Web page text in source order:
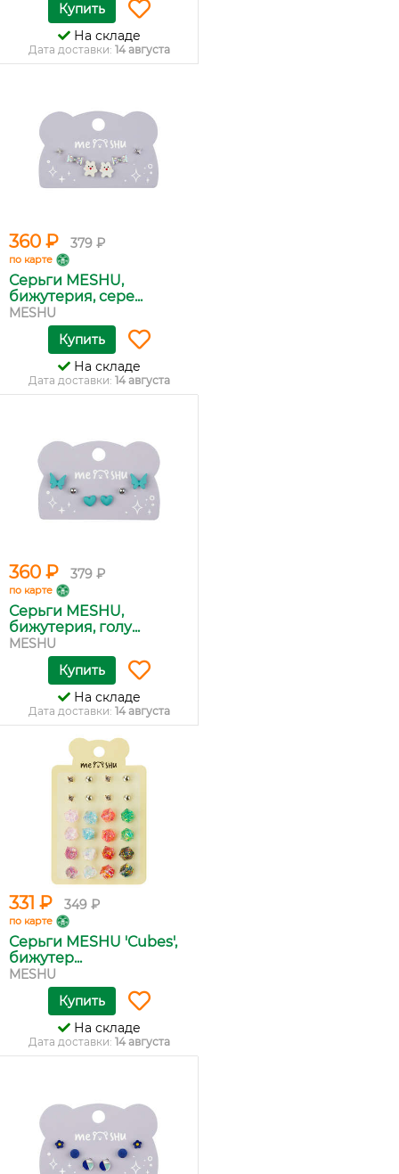
Купить
На складе
Дата доставки: 14 августа
360 ₽ 379 ₽
по карте
Серьги MESHU,
бижутерия, сере...
MESHU
Купить
На складе
Дата доставки: 14 августа
360 ₽ 379 ₽
по карте
Серьги MESHU,
бижутерия, голу...
MESHU
Купить
На складе
Дата доставки: 14 августа
331 ₽ 349 ₽
по карте
Серьги MESHU 'Сubes',
бижутер...
MESHU
Купить
На складе
Дата доставки: 14 августа